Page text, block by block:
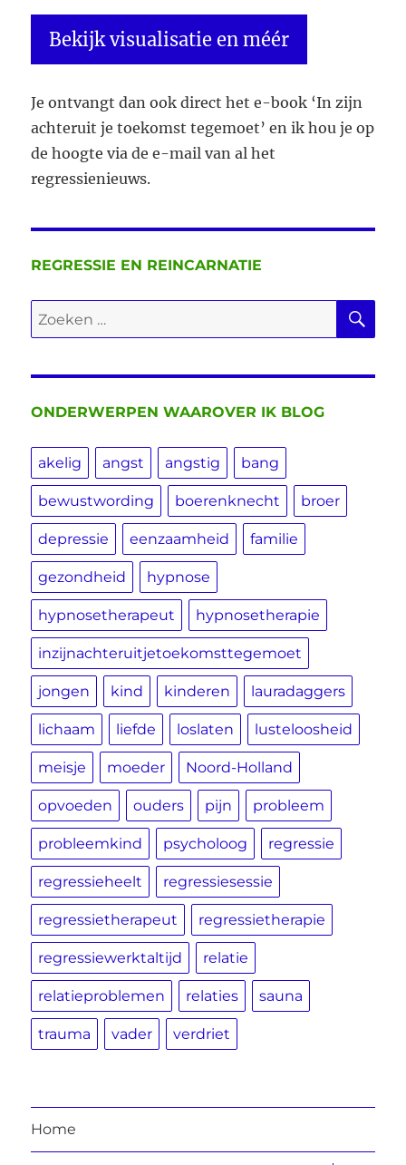
is
Bekijk visualisatie en méér
Je ontvangt dan ook direct het e-book ‘In zijn
achteruit je toekomst tegemoet’ en ik hou je op
de hoogte via de e-mail van al het
regressienieuws.
REGRESSIE EN REINCARNATIE
Zoeken
naar:
ONDERWERPEN WAAROVER IK BLOG
akelig angst angstig bang
bewustwording boerenknecht broer
depressie eenzaamheid familie
gezondheid hypnose
hypnosetherapeut hypnosetherapie
inzijnachteruitjetoekomsttegemoet
jongen kind kinderen lauradaggers
lichaam liefde loslaten lusteloosheid
meisje moeder Noord-Holland
opvoeden ouders pijn probleem
probleemkind psycholoog regressie
regressieheelt regressiesessie
regressietherapeut regressietherapie
regressiewerktaltijd relatie
relatieproblemen relaties sauna
trauma vader verdriet
Home